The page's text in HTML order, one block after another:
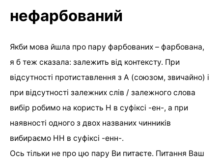
нефарбований
Якби мова йшла про пару фарбованих – фарбована,
я б теж сказала: залежить від контексту. При
відсутності протиставлення з А (союзом, звичайно) і
при відсутності залежних слів / залежного слова
вибір робимо на користь Н в суфіксі -ен-, а при
наявності одного з двох названих чинників
вибираємо НН в суфіксі -енн-.
Ось тільки не про цю пару Ви питаєте. Питання Ваш